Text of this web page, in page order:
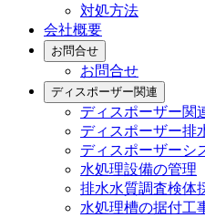
対処方法
会社概要
お問合せ
お問合せ
ディスポーザー関連
ディスポーザー関
ディスポーザー排
ディスポーザーシ
水処理設備の管理
排水水質調査検体
水処理槽の据付工